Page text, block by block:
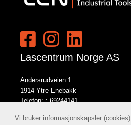
Lascentrum Norge AS
Andersrudveien 1
1914 Ytre Enebakk
Telefon: :69244141
Vi bruker informasjonskapsler